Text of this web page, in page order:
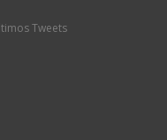
Tweets